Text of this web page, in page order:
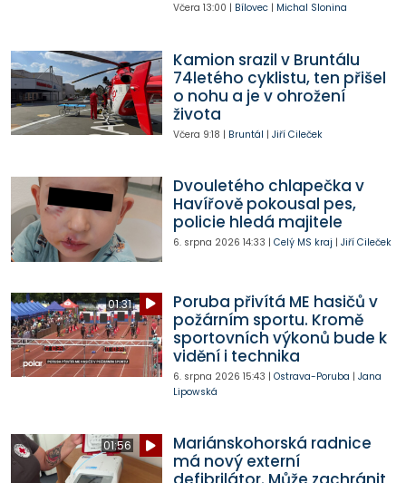
Včera 13:00 | Bílovec| Michal Slonina
Kamion srazil v Bruntálu
74letého cyklistu, ten přišel
o nohu a je v ohrožení
života
Včera 9:18 | Bruntál | Jiří Cileček
Dvouletého chlapečka v
Havířově pokousal pes,
policie hledá majitele
6. srpna 2026 14:33 | Celý MS kraj | Jiří Cileček
01:31
Poruba přivítá ME hasičů v
požárním sportu. Kromě
sportovních výkonů bude k
vidění i technika
6. srpna 2026 15:43 | Ostrava-Poruba | Jana
Lipowská
01:56
Mariánskohorská radnice
má nový externí